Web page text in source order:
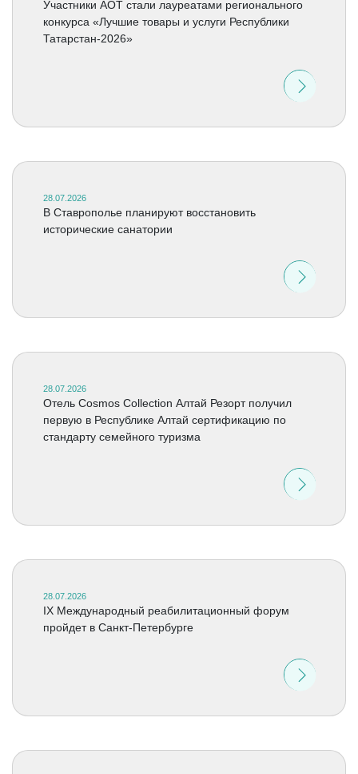
Участники АОТ стали лауреатами регионального
конкурса «Лучшие товары и услуги Республики
Татарстан-2026»
28.07.2026
В Ставрополье планируют восстановить
исторические санатории
28.07.2026
Отель Cosmos Collection Алтай Резорт получил
первую в Республике Алтай сертификацию по
стандарту семейного туризма
28.07.2026
IX Международный реабилитационный форум
пройдет в Санкт-Петербурге